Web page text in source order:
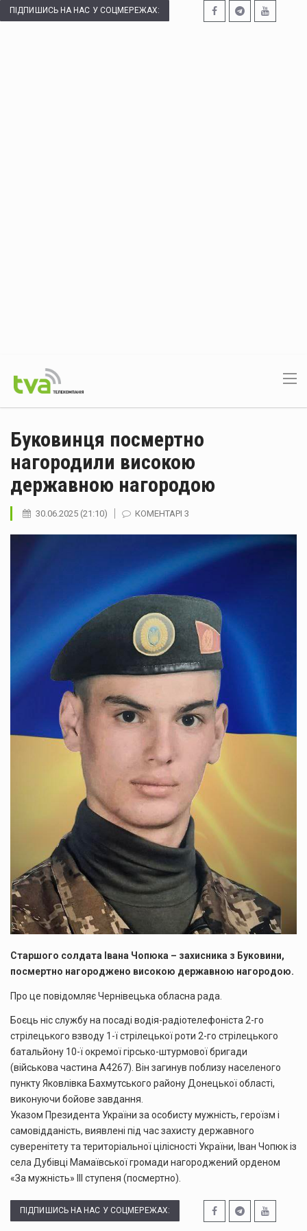
ПІДПИШИСЬ НА НАС У СОЦМЕРЕЖАХ:
Буковинця посмертно
нагородили високою
державною нагородою
30.06.2025 (21:10) КОМЕНТАРІ 3
Старшого солдата Івана Чопюка – захисника з Буковини,
посмертно нагороджено високою державною нагородою.
Про це повідомляє Чернівецька обласна рада.
Боєць ніс службу на посаді водія-радіотелефоніста 2-го
стрілецького взводу 1-ї стрілецької роти 2-го стрілецького
батальйону 10-ї окремої гірсько-штурмової бригади
(військова частина А4267). Він загинув поблизу населеного
пункту Яковлівка Бахмутського району Донецької області,
виконуючи бойове завдання.
Указом Президента України за особисту мужність, героїзм і
самовідданість, виявлені під час захисту державного
суверенітету та територіальної цілісності України, Іван Чопюк із
села Дубівці Мамаївської громади нагороджений орденом
«За мужність» III ступеня (посмертно).
ПІДПИШИСЬ НА НАС У СОЦМЕРЕЖАХ: